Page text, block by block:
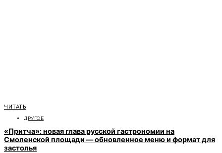
ЧИТАТЬ
ДРУГОЕ
«Притча»: новая глава русской гастрономии на
Смоленской площади — обновленное меню и формат для
застолья